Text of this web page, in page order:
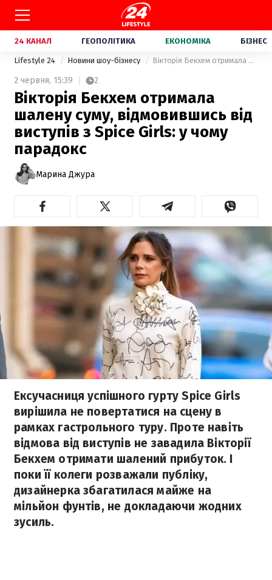
24 КАНАЛ ГЕОПОЛІТИКА ЕКОНОМІКА БІЗНЕС
Lifestyle 24 Новини шоу-бізнесу Вікторія Бекхем отримала шалену суму, відмовившись від виступів з Spice Girls: у чому парадокс
2 червня, 15:39 2
Вікторія Бекхем отримала
шалену суму, відмовившись від
виступів з Spice Girls: у чому
парадокс
Марина Джура
Ексучасниця успішного гурту Spice Girls
вирішила не повертатися на сцену в
рамках гастрольного туру. Проте навіть
відмова від виступів не завадила Вікторії
Бекхем отримати шалений прибуток. І
поки її колеги розважали публіку,
дизайнерка збагатилася майже на
мільйон фунтів, не докладаючи жодних
зусиль.